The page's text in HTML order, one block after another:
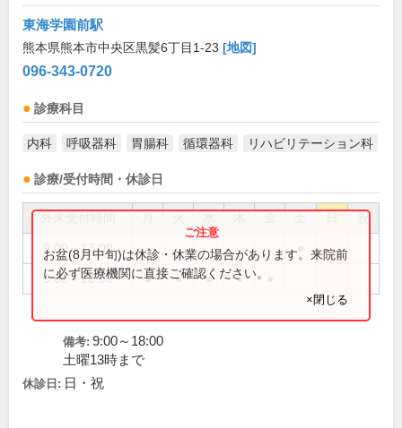
東海学園前駅
熊本県熊本市中央区黒髪6丁目1-23 [地図]
096-343-0720
診療科目
内科 呼吸器科 胃腸科 循環器科 リハビリテーション科
診療/受付時間・休診日
祝
9:00～13:00
9:00～18:00 ● ● ● ●
お盆(8月中旬)は休診・休業の場合があります。来院前
に必ず医療機関に直接ご確認ください。
×閉じる
備考: 9:00～18:00
土曜13時まで
休診日: 日・祝